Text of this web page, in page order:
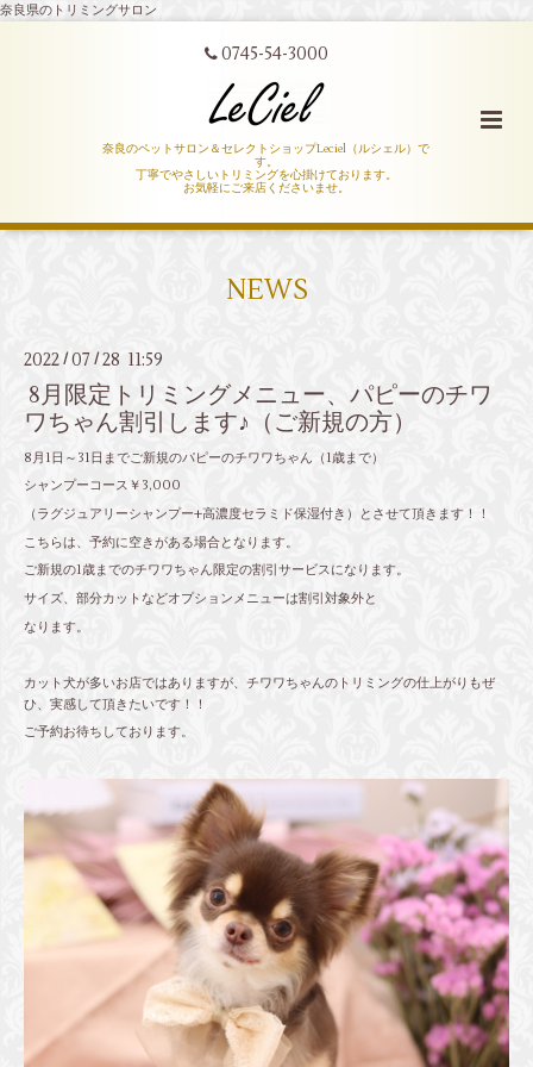
奈良県のトリミングサロン
0745-54-3000
奈良のペットサロン＆セレクトショップLeciel（ルシェル）で
す。
丁寧でやさしいトリミングを心掛けております。
お気軽にご来店くださいませ。
NEWS
2022 /07 /28 11:59
8月限定トリミングメニュー、パピーのチワ
ワちゃん割引します♪（ご新規の方）
8月1日～31日までご新規のパピーのチワワちゃん（1歳まで）
シャンプーコース￥3,000
（ラグジュアリーシャンプー+高濃度セラミド保湿付き）とさせて頂きます！！
こちらは、予約に空きがある場合となります。
ご新規の1歳までのチワワちゃん限定の割引サービスになります。
サイズ、部分カットなどオプションメニューは割引対象外と
なります。
カット犬が多いお店ではありますが、チワワちゃんのトリミングの仕上がりもぜ
ひ、実感して頂きたいです！！
ご予約お待ちしております。